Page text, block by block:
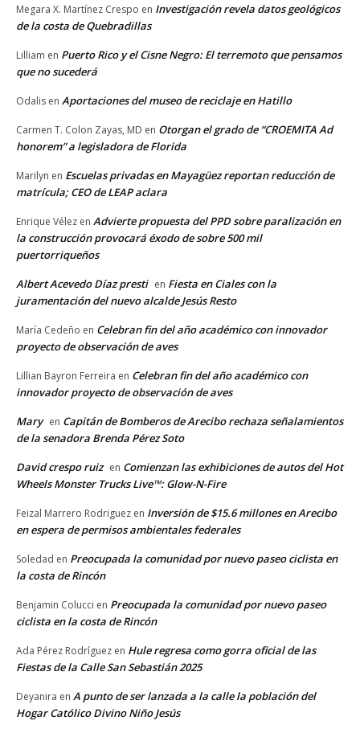
Megara X. Martínez Crespo en Investigación revela datos geológicos
de la costa de Quebradillas
Lilliam en Puerto Rico y el Cisne Negro: El terremoto que pensamos
que no sucederá
Odalis en Aportaciones del museo de reciclaje en Hatillo
Carmen T. Colon Zayas, MD en Otorgan el grado de “CROEMITA Ad
honorem” a legisladora de Florida
Marilyn en Escuelas privadas en Mayagüez reportan reducción de
matrícula; CEO de LEAP aclara
Enrique Vélez en Advierte propuesta del PPD sobre paralización en
la construcción provocará éxodo de sobre 500 mil
puertorriqueños
Albert Acevedo Díaz presti en Fiesta en Ciales con la
juramentación del nuevo alcalde Jesús Resto
María Cedeño en Celebran fin del año académico con innovador
proyecto de observación de aves
Lillian Bayron Ferreira en Celebran fin del año académico con
innovador proyecto de observación de aves
Mary en Capitán de Bomberos de Arecibo rechaza señalamientos
de la senadora Brenda Pérez Soto
David crespo ruiz en Comienzan las exhibiciones de autos del Hot
Wheels Monster Trucks Live™: Glow-N-Fire
Feizal Marrero Rodriguez en Inversión de $15.6 millones en Arecibo
en espera de permisos ambientales federales
Soledad en Preocupada la comunidad por nuevo paseo ciclista en
la costa de Rincón
Benjamin Colucci en Preocupada la comunidad por nuevo paseo
ciclista en la costa de Rincón
Ada Pérez Rodríguez en Hule regresa como gorra oficial de las
Fiestas de la Calle San Sebastián 2025
Deyanira en A punto de ser lanzada a la calle la población del
Hogar Católico Divino Niño Jesús